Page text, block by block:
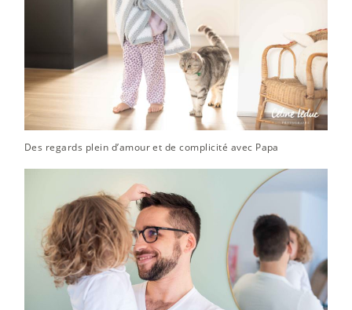
Des regards plein d’amour et de complicité avec Papa